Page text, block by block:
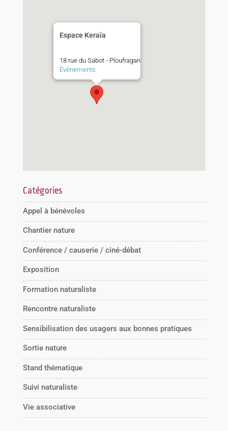
Espace Keraïa
18 rue du Sabot - Ploufragan
Évènements
Catégories
Appel à bénévoles
Chantier nature
Conférence / causerie / ciné-débat
Exposition
Formation naturaliste
Rencontre naturaliste
Sensibilisation des usagers aux bonnes pratiques
Sortie nature
Stand thématique
Suivi naturaliste
Vie associative